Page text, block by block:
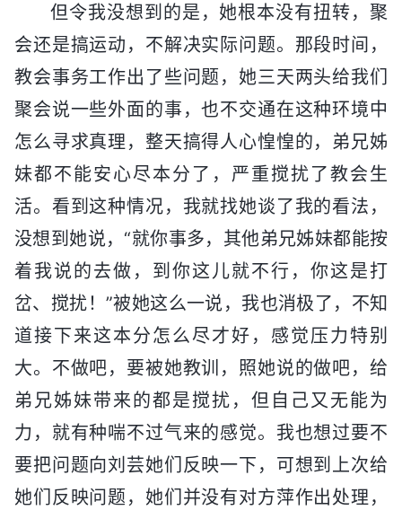
但令我没想到的是，她根本没有扭转，聚
会还是搞运动，不解决实际问题。那段时间，
教会事务工作出了些问题，她三天两头给我们
聚会说一些外面的事，也不交通在这种环境中
怎么寻求真理，整天搞得人心惶惶的，弟兄姊
妹都不能安心尽本分了，严重搅扰了教会生
活。看到这种情况，我就找她谈了我的看法，
没想到她说，“就你事多，其他弟兄姊妹都能按
着我说的去做，到你这儿就不行，你这是打
岔、搅扰！”被她这么一说，我也消极了，不知
道接下来这本分怎么尽才好，感觉压力特别
大。不做吧，要被她教训，照她说的做吧，给
弟兄姊妹带来的都是搅扰，但自己又无能为
力，就有种喘不过气来的感觉。我也想过要不
要把问题向刘芸她们反映一下，可想到上次给
她们反映问题，她们并没有对方萍作出处理，